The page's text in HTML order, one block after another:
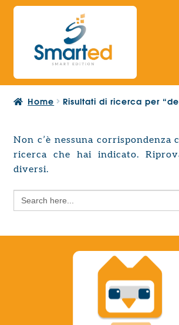
Vai
navigazione
Vai
contenuto
Search
Home Risultati di ricerca per
Non c’è nessuna
ricerca che hai indicato.
diversi.
Search
for: